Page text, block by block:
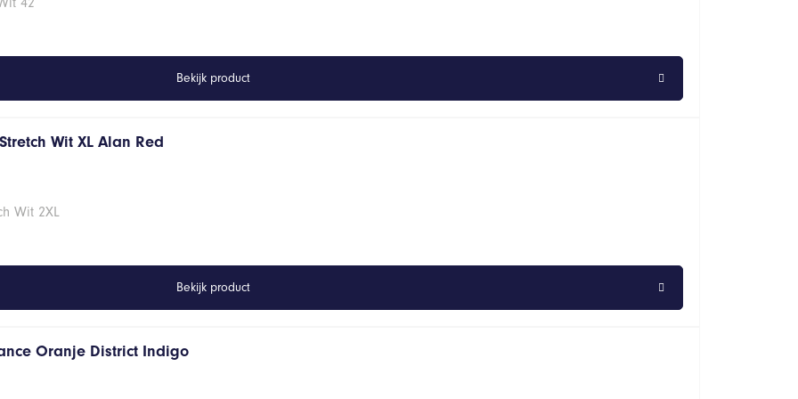
Bekijk product
Wit XL Alan Red
Wit 2XL
Bekijk product
Oranje District Indigo